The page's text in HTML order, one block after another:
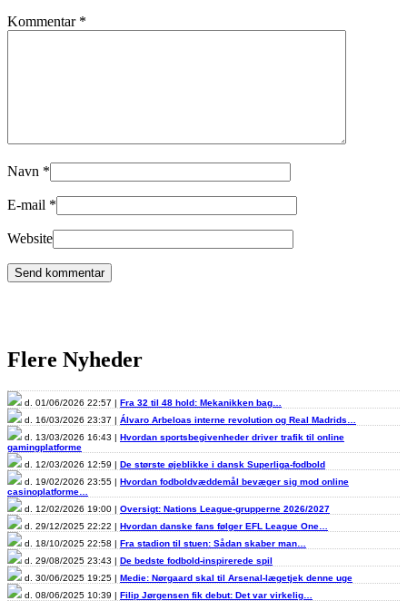
Kommentar *
Navn *
E-mail *
Website
Flere Nyheder
d. 01/06/2026 22:57 | Fra 32 til 48 hold: Mekanikken bag…
d. 16/03/2026 23:37 | Álvaro Arbeloas interne revolution og Real Madrids…
d. 13/03/2026 16:43 | Hvordan sportsbegivenheder driver trafik til online
gamingplatforme
d. 12/03/2026 12:59 | De største øjeblikke i dansk Superliga-fodbold
d. 19/02/2026 23:55 | Hvordan fodboldvæddemål bevæger sig mod online
casinoplatforme…
d. 12/02/2026 19:00 | Oversigt: Nations League-grupperne 2026/2027
d. 29/12/2025 22:22 | Hvordan danske fans følger EFL League One…
d. 18/10/2025 22:58 | Fra stadion til stuen: Sådan skaber man…
d. 29/08/2025 23:43 | De bedste fodbold-inspirerede spil
d. 30/06/2025 19:25 | Medie: Nørgaard skal til Arsenal-lægetjek denne uge
d. 08/06/2025 10:39 | Filip Jørgensen fik debut: Det var virkelig…